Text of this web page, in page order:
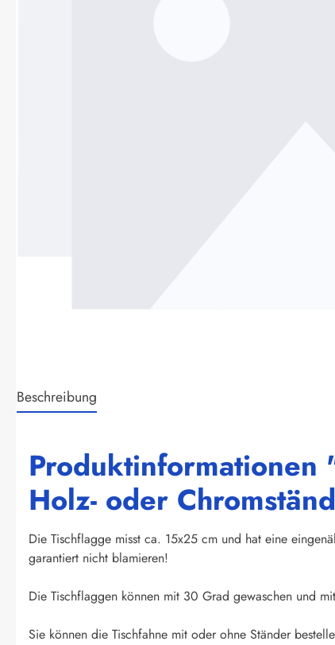
Beschreibung
Produktinformationen
Holz- oder
Die Tischflagge misst ca. 15x25 cm und hat eine
garantiert nicht blamieren!
Die Tischflaggen können mit 30 Grad gewaschen und
Sie können die Tischfahne mit oder ohne Ständer